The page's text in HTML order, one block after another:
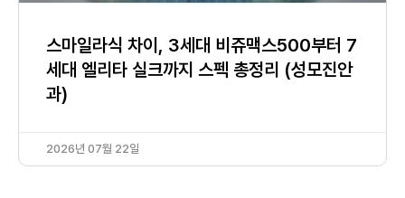
스마일라식 차이, 3세대 비쥬맥스500부터 7
세대 엘리타 실크까지 스펙 총정리 (성모진안
과)
2026년 07월 22일